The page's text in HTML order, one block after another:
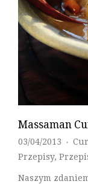
Massaman
03/04/2013 ♦
Przepisy,
Naszym